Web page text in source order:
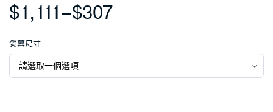
$307
–
$1,111
熒幕尺寸